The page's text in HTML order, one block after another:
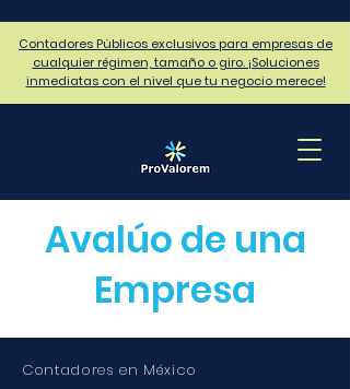
Contadores Públicos exclusivos para empresas de
cualquier régimen, tamaño o giro. ¡Soluciones
inmediatas con el nivel que tu negocio merece!
Avalúo de una
Empresa
Contadores en México